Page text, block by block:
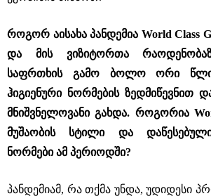
როგორ აისახა პანდემია World Class
და მის ვიზიტორთა
საფრთხის გამო ბოლო ორი
ჰიგიენური ნორმების ზედმიწევნით
მნიშვნელოვანი გახდა. როგორია
მუშაობის სტილი და
ნორმები ამ პერიოდში?
პანდემიამ, რა თქმა უნდა, უდიდესი